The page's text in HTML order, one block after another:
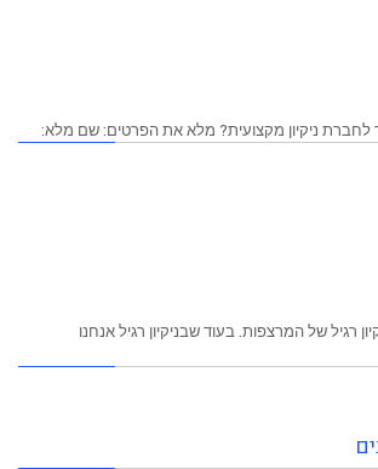
ניקיון מקצועית? מלא את הפרטים: שם מלא:
רגיל של המרצפות. בעוד שבניקיון רגיל אנחנו